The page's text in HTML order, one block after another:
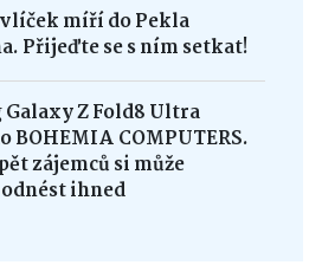
míří do Pekla
Přijeďte se s ním setkat!
Galaxy Z Fold8 Ultra
BOHEMIA COMPUTERS.
zájemců si může
ihned